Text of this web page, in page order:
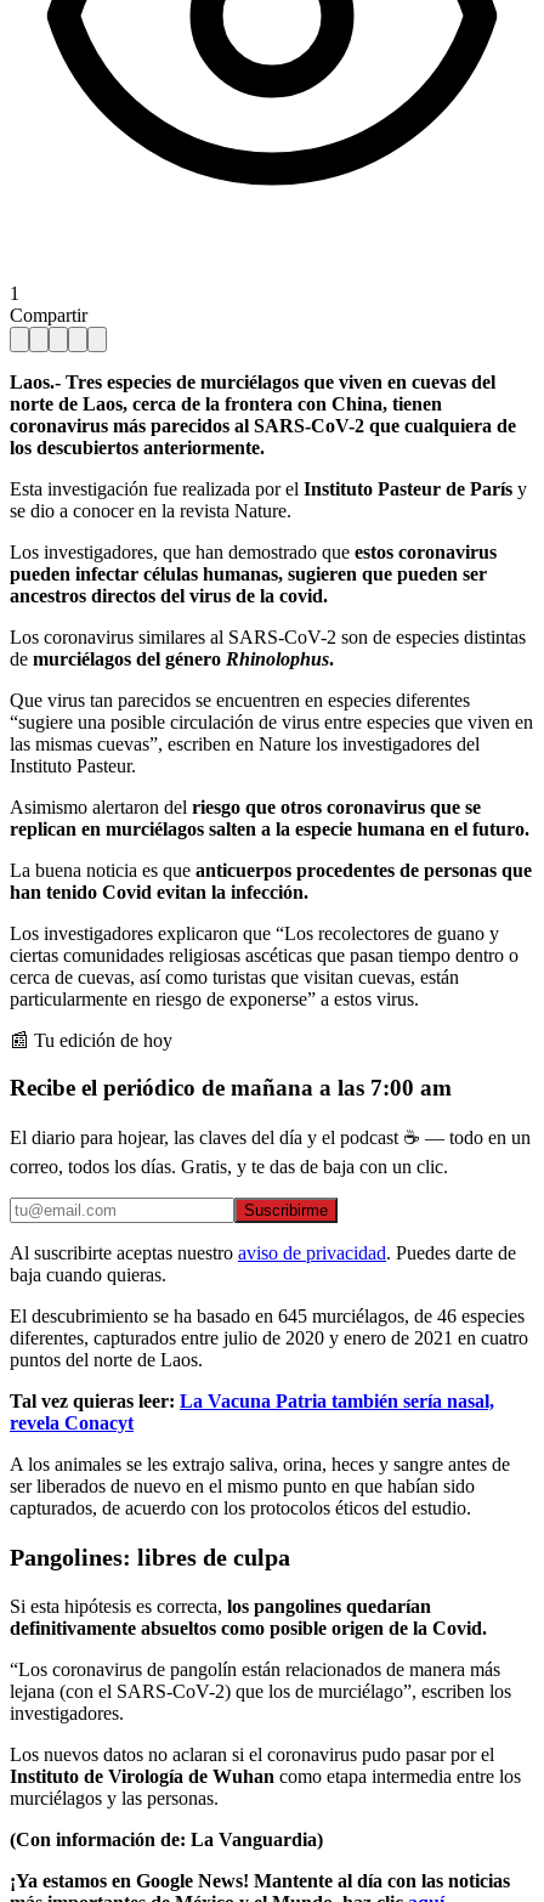
1
Compartir
Laos.- Tres especies de murciélagos que viven en cuevas del
norte de Laos, cerca de la frontera con China, tienen
coronavirus más parecidos al SARS-CoV-2 que cualquiera de
los descubiertos anteriormente.
Esta investigación fue realizada por el Instituto Pasteur de París y
se dio a conocer en la revista Nature.
Los investigadores, que han demostrado que estos coronavirus
pueden infectar células humanas, sugieren que pueden ser
ancestros directos del virus de la covid.
Los coronavirus similares al SARS-CoV-2 son de especies distintas
de murciélagos del género Rhinolophus.
Que virus tan parecidos se encuentren en especies diferentes
“sugiere una posible circulación de virus entre especies que viven en
las mismas cuevas”, escriben en Nature los investigadores del
Instituto Pasteur.
Asimismo alertaron del riesgo que otros coronavirus que se
replican en murciélagos salten a la especie humana en el futuro.
La buena noticia es que anticuerpos procedentes de personas que
han tenido Covid evitan la infección.
Los investigadores explicaron que “Los recolectores de guano y
ciertas comunidades religiosas ascéticas que pasan tiempo dentro o
cerca de cuevas, así como turistas que visitan cuevas, están
particularmente en riesgo de exponerse” a estos virus.
📰 Tu edición de hoy
Recibe el periódico de mañana a las 7:00 am
El diario para hojear, las claves del día y el podcast ☕ — todo en un
correo, todos los días. Gratis, y te das de baja con un clic.
Suscribirme
Al suscribirte aceptas nuestro aviso de privacidad. Puedes darte de
baja cuando quieras.
El descubrimiento se ha basado en 645 murciélagos, de 46 especies
diferentes, capturados entre julio de 2020 y enero de 2021 en cuatro
puntos del norte de Laos.
Tal vez quieras leer: La Vacuna Patria también sería nasal,
revela Conacyt
A los animales se les extrajo saliva, orina, heces y sangre antes de
ser liberados de nuevo en el mismo punto en que habían sido
capturados, de acuerdo con los protocolos éticos del estudio.
Pangolines: libres de culpa
Si esta hipótesis es correcta, los pangolines quedarían
definitivamente absueltos como posible origen de la Covid.
“Los coronavirus de pangolín están relacionados de manera más
lejana (con el SARS-CoV-2) que los de murciélago”, escriben los
investigadores.
Los nuevos datos no aclaran si el coronavirus pudo pasar por el
Instituto de Virología de Wuhan como etapa intermedia entre los
murciélagos y las personas.
(Con información de: La Vanguardia)
¡Ya estamos en Google News! Mantente al día con las noticias